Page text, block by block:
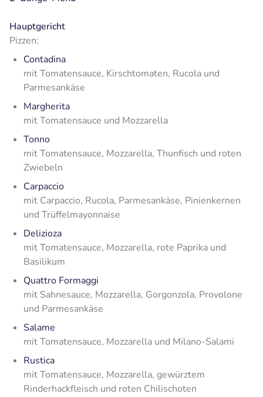
Hauptgericht
Pizzen:
Contadina
mit Tomatensauce, Kirschtomaten, Rucola und
Parmesankäse
Margherita
mit Tomatensauce und Mozzarella
Tonno
mit Tomatensauce, Mozzarella, Thunfisch und roten
Zwiebeln
Carpaccio
mit Carpaccio, Rucola, Parmesankäse, Pinienkernen
und Trüffelmayonnaise
Delizioza
mit Tomatensauce, Mozzarella, rote Paprika und
Basilikum
Quattro Formaggi
mit Sahnesauce, Mozzarella, Gorgonzola, Provolone
und Parmesankäse
Salame
mit Tomatensauce, Mozzarella und Milano-Salami
Rustica
mit Tomatensauce, Mozzarella, gewürztem
Rinderhackfleisch und roten Chilischoten